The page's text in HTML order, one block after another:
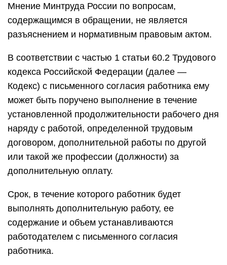
Мнение Минтруда России по вопросам,
содержащимся в обращении, не является
разъяснением и нормативным правовым актом.
В соответствии с частью 1 статьи 60.2 Трудового
кодекса Российской Федерации (далее —
Кодекс) с письменного согласия работника ему
может быть поручено выполнение в течение
установленной продолжительности рабочего дня
наряду с работой, определенной трудовым
договором, дополнительной работы по другой
или такой же профессии (должности) за
дополнительную оплату.
Срок, в течение которого работник будет
выполнять дополнительную работу, ее
содержание и объем устанавливаются
работодателем с письменного согласия
работника.